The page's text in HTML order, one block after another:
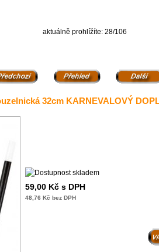
aktuálně prohlížíte: 28/106
32cm KARNEVALOVÝ
59,00 Kč s DPH
48,76 Kč bez DPH